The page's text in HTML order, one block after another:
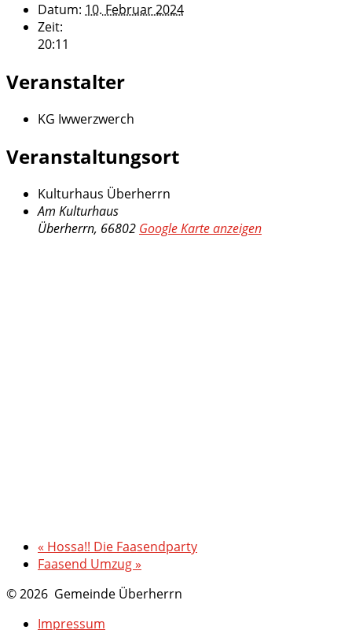
Datum: 10. Februar 2024
Zeit:
20:11
Veranstalter
KG Iwwerzwerch
Veranstaltungsort
Kulturhaus Überherrn
Am Kulturhaus
Überherrn, 66802 Google Karte anzeigen
« Hossa!! Die Faasendparty
Faasend Umzug»
© 2026 Gemeinde Überherrn
Impressum